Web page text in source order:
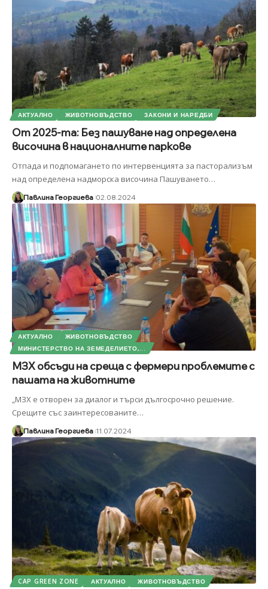
АКТУАЛНО ЖИВОТНОВЪДСТВО ЗАКОНИ И НАРЕДБИ
От 2025-та: Без пашуване над определена
височина в националните паркове
Отпада и подпомагането по интервенцията за пасторализъм
над определена надморска височина Пашуването…
Павлина Георгиева 02.08.2024
АКТУАЛНО
ЖИВОТНОВЪДСТВО
МИНИСТЕРСТВО НА ЗЕМЕДЕЛИЕТО,...
МЗХ обсъди на среща с фермери проблемите с
пашата на животните
„МЗХ е отворен за диалог и търси дългосрочно решение.
Срещите със заинтересованите…
Павлина Георгиева 11.07.2024
CAP GREEN ZONE АКТУАЛНО ЖИВОТНОВЪДСТВО